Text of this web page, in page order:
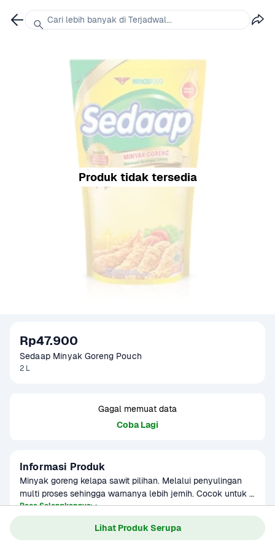
Lihat Produk Serupa
Produk tidak tersedia
Rp47.900
Sedaap Minyak Goreng Pouch
2 L
Gagal memuat data
Coba Lagi
Informasi Produk
Minyak goreng kelapa sawit pilihan. Melalui penyulingan
multi proses sehingga warnanya lebih jernih. Cocok untuk
menggoreng, menumis, atau memasak makanan yang
membutuhkan minyak. Hasil gorengan lebih renyah dan
Baca Selengkapnya
Kategori
Sembako
2 tahun
Cari lebih banyak di Terjadwal...